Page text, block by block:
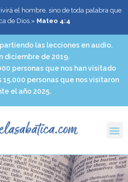
el hombre, sino de toda palabra que
de Dios.» Mateo 4:4
las lecciones en audio.
diciembre de 2019.
personas que nos han visitado
personas que nos visitaron
el año 2025.